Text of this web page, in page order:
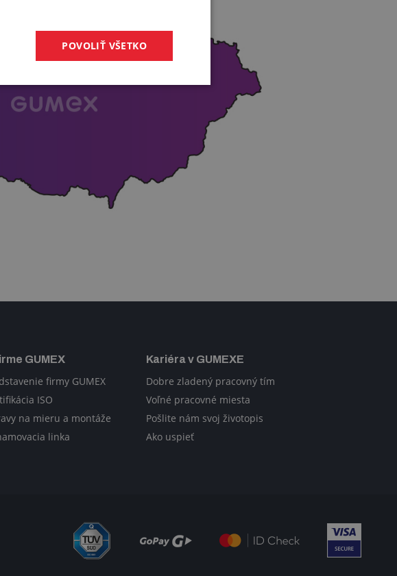
GUMEX
firmy GUMEX
ISO
na mieru a montáže
linka
Kariéra v GUMEXE
Dobre zladený pracovný tím
Voľné pracovné miesta
Pošlite nám svoj životopis
Ako uspieť
POVOLIŤ VŠETKO